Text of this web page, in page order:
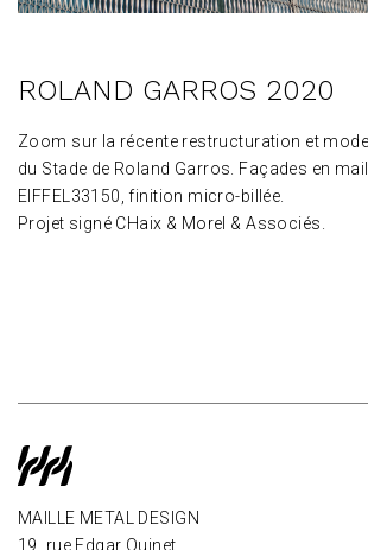
ROLAND GARROS 2020
Zoom sur la récente restructuration et
du Stade de Roland Garros. Façades en
EIFFEL33150, finition micro-billée.
Projet signé CHaix & Morel & Associés.
MAILLE METAL DESIGN
19, rue Edgar Quinet